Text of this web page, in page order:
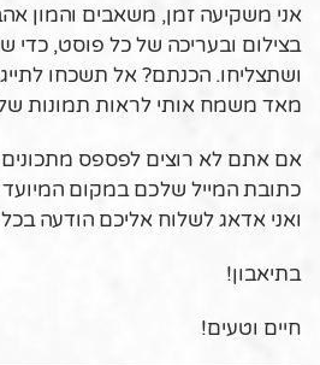
אני משקיעה זמן, משאבים והמון
בצילום ובעריכה של כל פוסט, כדי
ושתצליחו. הכנתם? אל תשכחו
מאד משמח אותי לראות תמונות
אם אתם לא רוצים לפספס
כתובת המייל שלכם במקום
ואני אדאג לשלוח אליכם הודעה
בתיאבון!
חיים וטעים!